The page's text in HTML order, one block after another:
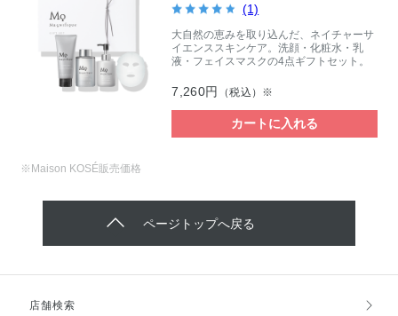
(1)
大自然の恵みを取り込んだ、ネイチャーサ
イエンススキンケア。洗顔・化粧水・乳
液・フェイスマスクの4点ギフトセット。
7,260円 （税込）※
カートに入れる
※Maison KOSÉ販売価格
ページトップへ戻る
店舗検索